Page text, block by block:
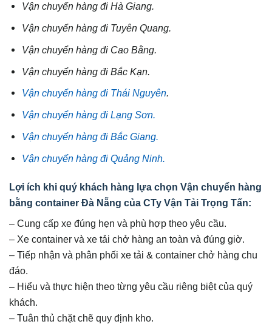
Vận chuyển hàng đi Hà Giang.
Vận chuyển hàng đi Tuyên Quang.
Vận chuyển hàng đi Cao Bằng.
Vận chuyển hàng đi Bắc Kạn.
Vận chuyển hàng đi Thái Nguyên.
Vận chuyển hàng đi Lạng Sơn.
Vận chuyển hàng đi Bắc Giang.
Vận chuyển hàng đi Quảng Ninh.
Lợi ích khi quý khách hàng lựa chọn Vận chuyển hàng
bằng container Đà Nẵng của CTy Vận Tải Trọng Tấn:
– Cung cấp xe đúng hẹn và phù hợp theo yêu cầu.
– Xe container và xe tải chở hàng an toàn và đúng giờ.
– Tiếp nhận và phân phối xe tải & container chở hàng chu
đáo.
– Hiểu và thực hiện theo từng yêu cầu riêng biệt của quý
khách.
– Tuân thủ chặt chẽ quy định kho.